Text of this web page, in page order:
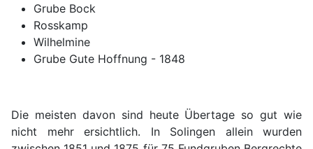
Grube Bock
Rosskamp
Wilhelmine
Grube Gute Hoffnung - 1848
Die meisten davon sind heute Übertage so gut wie
nicht mehr ersichtlich. In Solingen allein wurden